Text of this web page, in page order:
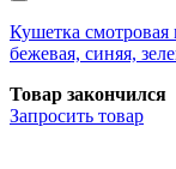
Кушетка
бежевая, синяя,
Товар закончился
Запросить товар